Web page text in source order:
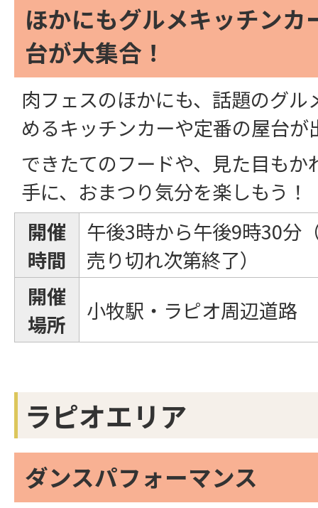
ほかにもグルメキッチンカ
台が大集合！
肉フェスのほかにも、話題のグル
めるキッチンカーや定番の屋台が
できたてのフードや、見た目もか
手に、おまつり気分を楽しもう！
開催
時間
午後3時から午後9時30分
売り切れ次第終了）
開催
場所
小牧駅・ラピオ周辺道路
ラピオエリア
ダンスパフォーマンス